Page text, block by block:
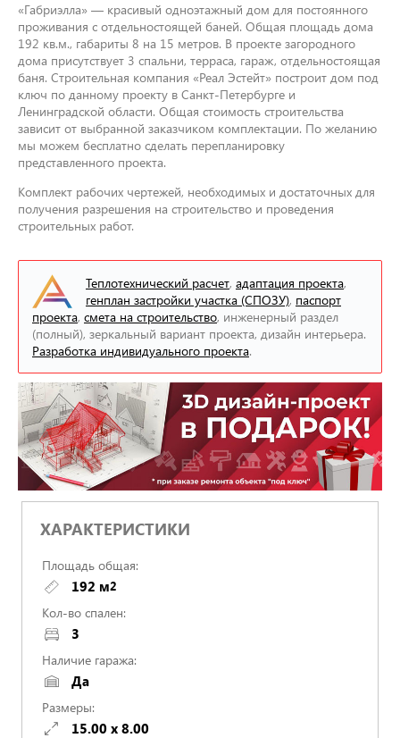
«Габриэлла» — красивый одноэтажный дом для постоянного
проживания с отдельностоящей баней. Общая площадь дома
192 кв.м., габариты 8 на 15 метров. В проекте загородного
дома присутствует 3 спальни, терраса, гараж, отдельностоящая
баня. Строительная компания «Реал Эстейт» построит дом под
ключ по данному проекту в Санкт-Петербурге и
Ленинградской области. Общая стоимость строительства
зависит от выбранной заказчиком комплектации. По желанию
мы можем бесплатно сделать перепланировку
представленного проекта.
Комплект рабочих чертежей, необходимых и достаточных для
получения разрешения на строительство и проведения
строительных работ.
Теплотехнический расчет, адаптация проекта,
генплан застройки участка (СПОЗУ), паспорт
проекта, смета на строительство, инженерный раздел
(полный), зеркальный вариант проекта, дизайн интерьера.
Разработка индивидуального проекта.
ХАРАКТЕРИСТИКИ
Площадь общая:
192 м2
Кол-во спален:
3
Наличие гаража:
Да
Размеры:
15.00 x 8.00